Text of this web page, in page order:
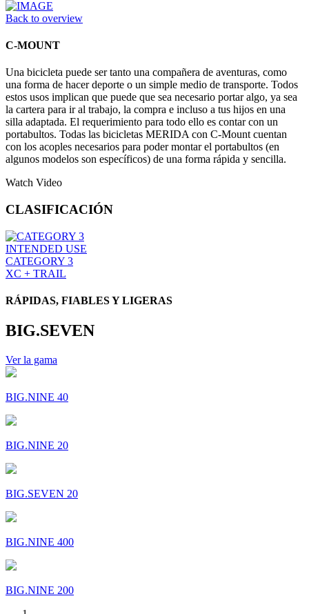
Back to overview
C-MOUNT
Una bicicleta puede ser tanto una compañera de aventuras, como
una forma de hacer deporte o un simple medio de transporte. Todos
estos usos implican que puede que sea necesario portar algo, ya sea
la cartera para ir al trabajo, la compra e incluso a tus hijos en una
silla adaptada. El requerimiento para todo ello es contar con un
portabultos. Todas las bicicletas MERIDA con C-Mount cuentan
con los acoples necesarios para poder montar el portabultos (en
algunos modelos son específicos) de una forma rápida y sencilla.
Watch Video
CLASIFICACIÓN
INTENDED USE
CATEGORY 3
XC + TRAIL
RÁPIDAS, FIABLES Y LIGERAS
BIG.SEVEN
Ver la gama
BIG.NINE 40
BIG.NINE 20
BIG.SEVEN 20
BIG.NINE 400
BIG.NINE 200